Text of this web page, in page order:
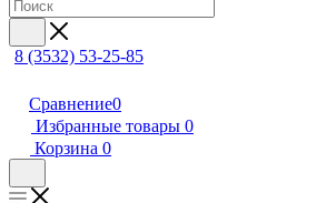
8 (3532) 53-25-85
Сравнение0
Избранные товары 0
Корзина 0